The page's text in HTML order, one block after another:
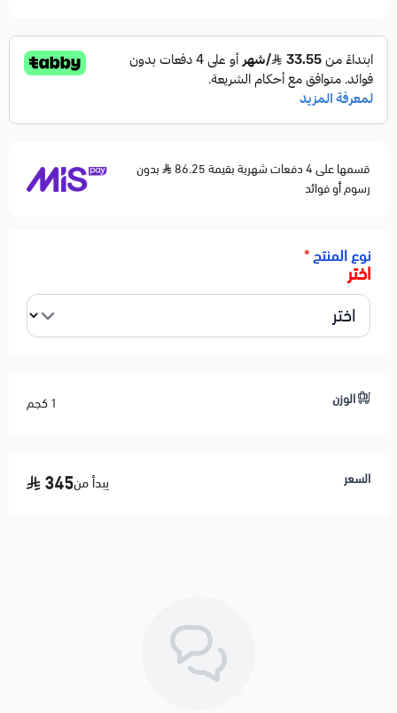
بديل مطابق للمواصفات الأصلية OEM Fitment.
🚗 الموديلات المتوافقة
FORD
Explorer — 2002–2008
Explorer Sport Trac — 2004–2008
⚙️ مواصفات المنتج
القطعة: خرطوش قربة
يناسب: نظام ماء الراديتر أو هواء القربة حسب النوع
تركيب مباشر بدون تعديل
🛠️ ملاحظات المحمادي
قسمها على 4 دفعات شهرية بقيمة 86.25
بدون
رسوم أو فوائد
نوع المنتج*
اختر
الوزن 1 كجم
السعر يبدأ من345